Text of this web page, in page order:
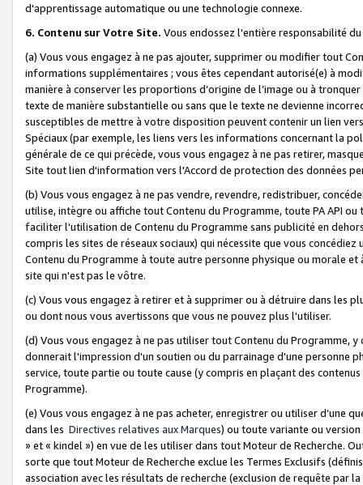
d'apprentissage automatique ou une technologie connexe.
6. Contenu sur Votre Site. Vous endossez l'entière responsabilité
(a) Vous vous engagez à ne pas ajouter, supprimer ou modifier tout
informations supplémentaires ; vous êtes cependant autorisé(e) à
manière à conserver les proportions d’origine de l’image ou à
texte de manière substantielle ou sans que le texte ne devienne
susceptibles de mettre à votre disposition peuvent contenir un lien
Spéciaux (par exemple, les liens vers les informations concernant la
générale de ce qui précède, vous vous engagez à ne pas retirer,
Site tout lien d'information vers l'Accord de protection des données
(b) Vous vous engagez à ne pas vendre, revendre, redistribuer,
utilise, intègre ou affiche tout Contenu du Programme, toute PA API
faciliter l'utilisation de Contenu du Programme sans publicité en
compris les sites de réseaux sociaux) qui nécessite que vous
Contenu du Programme à toute autre personne physique ou morale
site qui n'est pas le vôtre.
(c) Vous vous engagez à retirer et à supprimer ou à détruire dans les
ou dont nous vous avertissons que vous ne pouvez plus l'utiliser.
(d) Vous vous engagez à ne pas utiliser tout Contenu du Programme,
donnerait l'impression d'un soutien ou du parrainage d'une personne
service, toute partie ou toute cause (y compris en plaçant des
Programme).
(e) Vous vous engagez à ne pas acheter, enregistrer ou utiliser d’une
dans les Directives relatives aux Marques) ou toute variante ou
» et « kindel ») en vue de les utiliser dans tout Moteur de Recherche.
sorte que tout Moteur de Recherche exclue les Termes Exclusifs
association avec les résultats de recherche (exclusion de requête